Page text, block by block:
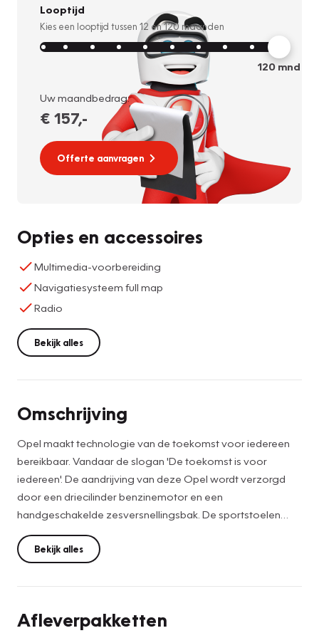
Looptijd
Kies een looptijd tussen 12 en120 maanden
120mnd
Uw maandbedrag:
€ 157,-
Offerte aanvragen
Opties en accessoires
Multimedia-voorbereiding
Navigatiesysteem full map
Radio
Bekijk alles
Omschrijving
Opel maakt technologie van de toekomst voor iedereen
bereikbaar. Vandaar de slogan 'De toekomst is voor
iedereen'. De aandrijving van deze Opel wordt verzorgd
door een driecilinder benzinemotor en een
handgeschakelde zesversnellingsbak. De sportstoelen
houden u en uw passagier stevig vast tijdens een snelle rit,
maar bieden ook altijd comfortabele ondersteuning. Ook
16 inch lichtmetalen velgen, LED koplampen, in delen
Bekijk alles
Afleverpakketten